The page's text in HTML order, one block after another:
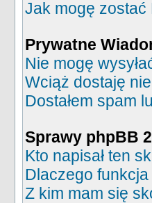
Jak mogę zostać
Prywatne
Nie mogę
Wciąż dostaję
Dostałem spam
Sprawy phpBB 2
Kto napisał ten
Dlaczego
Z kim mam się